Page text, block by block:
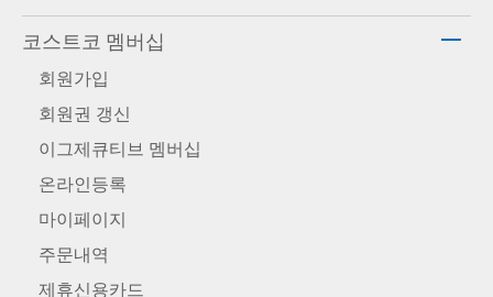
코스트코 멤버십
회원가입
회원권 갱신
이그제큐티브 멤버십
온라인등록
마이페이지
주문내역
제휴신용카드